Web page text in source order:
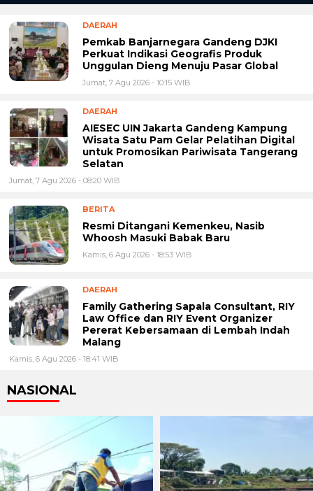
DAERAH
Pemkab Banjarnegara Gandeng DJKI
Perkuat Indikasi Geografis Produk
Unggulan Dieng Menuju Pasar Global
Jumat, 7 Agu 2026 - 10:15 WIB
DAERAH
AIESEC UIN Jakarta Gandeng Kampung
Wisata Satu Pam Gelar Pelatihan Digital
untuk Promosikan Pariwisata Tangerang
Selatan
Jumat, 7 Agu 2026 - 08:20 WIB
BERITA
Resmi Ditangani Kemenkeu, Nasib
Whoosh Masuki Babak Baru
Kamis, 6 Agu 2026 - 18:53 WIB
DAERAH
Family Gathering Sapala Consultant, RIY
Law Office dan RIY Event Organizer
Pererat Kebersamaan di Lembah Indah
Malang
Kamis, 6 Agu 2026 - 18:41 WIB
NASIONAL